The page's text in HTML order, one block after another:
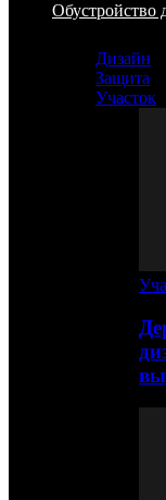
Обустройство
Дизайн
Защита
Участок